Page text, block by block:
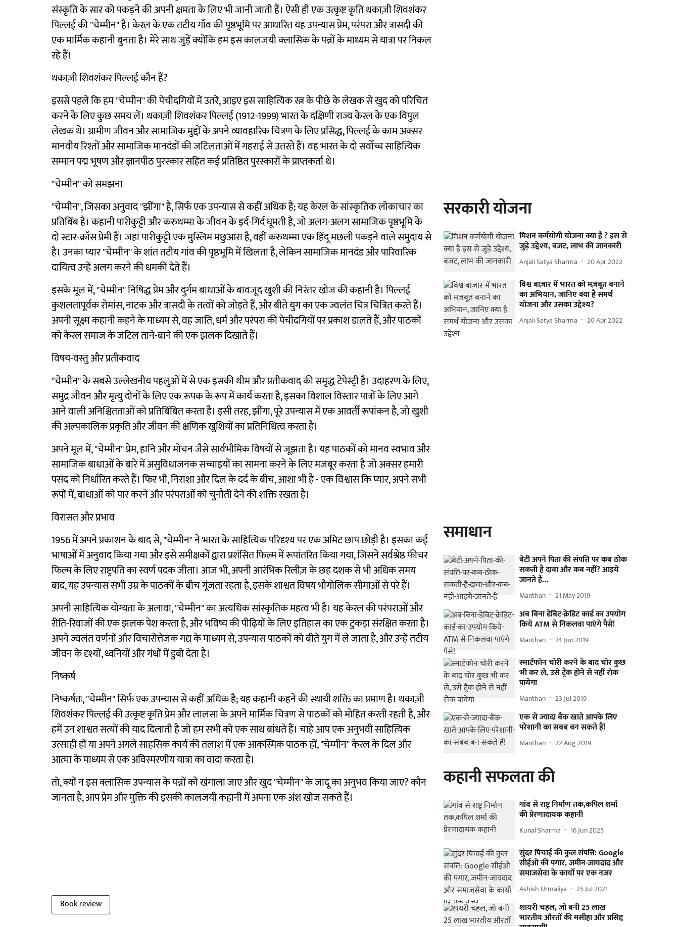
संस्कृति के सार को पकड़ने की अपनी क्षमता के लिए भी जानी जाती हैं। ऐसी ही एक उत्कृष्ट कृति थकाज़ी शिवशंकर
पिल्लई की "चेम्मीन" है। केरल के एक तटीय गाँव की पृष्ठभूमि पर आधारित यह उपन्यास प्रेम, परंपरा और त्रासदी की
एक मार्मिक कहानी बुनता है। मेरे साथ जुड़ें क्योंकि हम इस कालजयी क्लासिक के पन्नों के माध्यम से यात्रा पर निकल
रहे हैं।
थकाज़ी शिवशंकर पिल्लई कौन हैं?
इससे पहले कि हम "चेम्मीन" की पेचीदगियों में उतरें, आइए इस साहित्यिक रत्न के पीछे के लेखक से खुद को परिचित
करने के लिए कुछ समय लें। थकाज़ी शिवशंकर पिल्लई (1912-1999) भारत के दक्षिणी राज्य केरल के एक विपुल
लेखक थे। ग्रामीण जीवन और सामाजिक मुद्दों के अपने व्यावहारिक चित्रण के लिए प्रसिद्ध, पिल्लई के काम अक्सर
मानवीय रिश्तों और सामाजिक मानदंडों की जटिलताओं में गहराई से उतरते हैं। वह भारत के दो सर्वोच्च साहित्यिक
सम्मान पद्म भूषण और ज्ञानपीठ पुरस्कार सहित कई प्रतिष्ठित पुरस्कारों के प्राप्तकर्ता थे।
"चेम्मीन" को समझना
"चेम्मीन", जिसका अनुवाद "झींगा" है, सिर्फ एक उपन्यास से कहीं अधिक है; यह केरल के सांस्कृतिक लोकाचार का
प्रतिबिंब है। कहानी पारीकुट्टी और करुथम्मा के जीवन के इर्द-गिर्द घूमती है, जो अलग-अलग सामाजिक पृष्ठभूमि के
दो स्टार-क्रॉस प्रेमी हैं। जहां पारीकुट्टी एक मुस्लिम मछुआरा है, वहीं करुथम्मा एक हिंदू मछली पकड़ने वाले समुदाय से
है। उनका प्यार "चेम्मीन" के शांत तटीय गांव की पृष्ठभूमि में खिलता है, लेकिन सामाजिक मानदंड और पारिवारिक
दायित्व उन्हें अलग करने की धमकी देते हैं।
इसके मूल में, "चेम्मीन" निषिद्ध प्रेम और दुर्गम बाधाओं के बावजूद खुशी की निरंतर खोज की कहानी है। पिल्लई
कुशलतापूर्वक रोमांस, नाटक और त्रासदी के तत्वों को जोड़ते हैं, और बीते युग का एक ज्वलंत चित्र चित्रित करते हैं।
अपनी सूक्ष्म कहानी कहने के माध्यम से, वह जाति, धर्म और परंपरा की पेचीदगियों पर प्रकाश डालते हैं, और पाठकों
को केरल समाज के जटिल ताने-बाने की एक झलक दिखाते हैं।
विषय-वस्तु और प्रतीकवाद
"चेम्मीन" के सबसे उल्लेखनीय पहलुओं में से एक इसकी थीम और प्रतीकवाद की समृद्ध टेपेस्ट्री है। उदाहरण के लिए,
समुद्र जीवन और मृत्यु दोनों के लिए एक रूपक के रूप में कार्य करता है, इसका विशाल विस्तार पात्रों के लिए आगे
आने वाली अनिश्चितताओं को प्रतिबिंबित करता है। इसी तरह, झींगा, पूरे उपन्यास में एक आवर्ती रूपांकन है, जो खुशी
की अल्पकालिक प्रकृति और जीवन की क्षणिक खुशियों का प्रतिनिधित्व करता है।
अपने मूल में, "चेम्मीन" प्रेम, हानि और मोचन जैसे सार्वभौमिक विषयों से जूझता है। यह पाठकों को मानव स्वभाव और
सामाजिक बाधाओं के बारे में असुविधाजनक सच्चाइयों का सामना करने के लिए मजबूर करता है जो अक्सर हमारी
पसंद को निर्धारित करते हैं। फिर भी, निराशा और दिल के दर्द के बीच, आशा भी है - एक विश्वास कि प्यार, अपने सभी
रूपों में, बाधाओं को पार करने और परंपराओं को चुनौती देने की शक्ति रखता है।
विरासत और प्रभाव
1956 में अपने प्रकाशन के बाद से, "चेम्मीन" ने भारत के साहित्यिक परिदृश्य पर एक अमिट छाप छोड़ी है। इसका कई
भाषाओं में अनुवाद किया गया और इसे समीक्षकों द्वारा प्रशंसित फिल्म में रूपांतरित किया गया, जिसने सर्वश्रेष्ठ फीचर
फिल्म के लिए राष्ट्रपति का स्वर्ण पदक जीता। आज भी, अपनी आरंभिक रिलीज़ के छह दशक से भी अधिक समय
बाद, यह उपन्यास सभी उम्र के पाठकों के बीच गूंजता रहता है, इसके शाश्वत विषय भौगोलिक सीमाओं से परे हैं।
अपनी साहित्यिक योग्यता के अलावा, "चेम्मीन" का अत्यधिक सांस्कृतिक महत्व भी है। यह केरल की परंपराओं और
रीति-रिवाजों की एक झलक पेश करता है, और भविष्य की पीढ़ियों के लिए इतिहास का एक टुकड़ा संरक्षित करता है।
अपने ज्वलंत वर्णनों और विचारोत्तेजक गद्य के माध्यम से, उपन्यास पाठकों को बीते युग में ले जाता है, और उन्हें तटीय
जीवन के दृश्यों, ध्वनियों और गंधों में डुबो देता है।
निष्कर्ष
निष्कर्षतः, "चेम्मीन" सिर्फ एक उपन्यास से कहीं अधिक है; यह कहानी कहने की स्थायी शक्ति का प्रमाण है। थकाज़ी
शिवशंकर पिल्लई की उत्कृष्ट कृति प्रेम और लालसा के अपने मार्मिक चित्रण से पाठकों को मोहित करती रहती है, और
हमें उन शाश्वत सत्यों की याद दिलाती है जो हम सभी को एक साथ बांधते हैं। चाहे आप एक अनुभवी साहित्यिक
उत्साही हों या अपने अगले साहसिक कार्य की तलाश में एक आकस्मिक पाठक हों, "चेम्मीन" केरल के दिल और
आत्मा के माध्यम से एक अविस्मरणीय यात्रा का वादा करता है।
तो, क्यों न इस क्लासिक उपन्यास के पन्नों को खंगाला जाए और खुद "चेम्मीन" के जादू का अनुभव किया जाए? कौन
जानता है, आप प्रेम और मुक्ति की इसकी कालजयी कहानी में अपना एक अंश खोज सकते हैं।
Book review
सरकारी योजना
मिशन कर्मयोगी योजना क्या है ? इस से
जुड़े उद्देश्य, बजट, लाभ की जानकारी
Anjali Satya Sharma 20 Apr 2022
विश्व बाज़ार में भारत को मज़बूत बनाने
का अभियान, जानिए क्या है समर्थ
योजना और उसका उद्देश्य?
Anjali Satya Sharma 20 Apr 2022
समाधान
बेटी अपने पिता की संपत्ति पर कब ठोक
सकती है दावा और कब नहीं? आइये
जानते हैं…
Manthan 21 May 2019
अब बिना डेबिट-क्रेडिट कार्ड का उपयोग
किये ATM से निकलवा पाएंगे पैसे!
Manthan 24 Jun 2019
स्मार्टफोन चोरी करने के बाद चोर कुछ
भी कर ले, उसे ट्रैक होने से नहीं रोक
पायेगा
Manthan 23 Jul 2019
एक से ज्यादा बैंक खाते आपके लिए
परेशानी का सबब बन सकते हैं!
Manthan 22 Aug 2019
कहानी सफलता की
गांव से राष्ट्र निर्माण तक,कपिल शर्मा
की प्रेरणादायक कहानी
Kunal Sharma 16 Jun 2025
सुंदर पिचाई की कुल संपत्ति: Google
सीईओ की पगार, जमीन-जायदाद और
समाजसेवा के कार्यों पर एक नजर
Ashish Urmaliya 25 Jul 2021
शायरी चहल, जो बनी 25 लाख
भारतीय औरतों की मसीहा और प्रसिद्द